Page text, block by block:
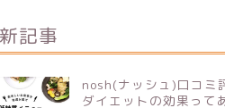
記事
nosh(ナッシュ)口コミ
ダイエットの効果って